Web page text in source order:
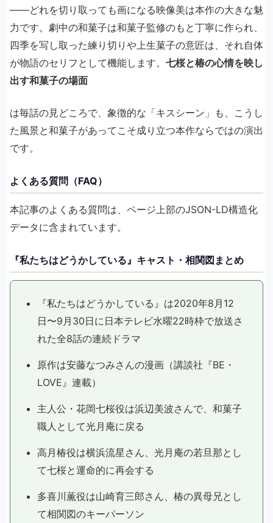
——どれを切り取っても画になる映像美は本作の大きな魅
力です。劇中の和菓子は和菓子監修のもと丁寧に作られ、
四季を写し取った練り切りや上生菓子の意匠は、それ自体
が物語のセリフとして機能します。 七桜と椿の心情を映し
出す和菓子の場面
は毎話の見どころで、象徴的な「キスシーン」も、こうし
た風景と和菓子があってこそ成り立つ本作ならではの演出
です。
よくある質問（FAQ）
本記事のよくある質問は、ページ上部のJSON-LD構造化
データに含まれています。
『私たちはどうかしている』キャスト・相関図まとめ
『私たちはどうかしている』は2020年8月12
日〜9月30日に日本テレビ水曜22時枠で放送さ
れた全8話の連続ドラマ
原作は安藤なつみさんの漫画（講談社『BE・
LOVE』連載）
主人公・花岡七桜役は浜辺美波さんで、和菓子
職人として光月庵に戻る
高月椿役は横浜流星さん、光月庵の若旦那とし
て七桜と運命的に再会する
多喜川薫役は山崎育三郎さん、椿の異母兄とし
て相関図のキーパーソン